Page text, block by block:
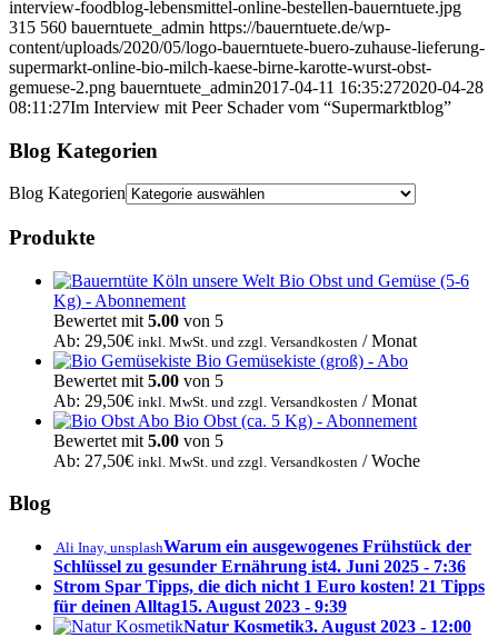
interview-foodblog-lebensmittel-online-bestellen-bauerntuete.jpg
315 560 bauerntuete_admin https://bauerntuete.de/wp-
content/uploads/2020/05/logo-bauerntuete-buero-zuhause-lieferung-
supermarkt-online-bio-milch-kaese-birne-karotte-wurst-obst-
gemuese-2.png bauerntuete_admin2017-04-11 16:35:272020-04-28
08:11:27Im Interview mit Peer Schader vom “Supermarktblog”
Blog Kategorien
Blog Kategorien
Produkte
Bio Obst und Gemüse (5-6
Kg) - Abonnement
Bewertet mit 5.00 von 5
Ab: 29,50€ inkl. MwSt. und zzgl. Versandkosten / Monat
Bio Gemüsekiste (groß) - Abo
Bewertet mit 5.00 von 5
Ab: 29,50€ inkl. MwSt. und zzgl. Versandkosten / Monat
Bio Obst (ca. 5 Kg) - Abonnement
Bewertet mit 5.00 von 5
Ab: 27,50€ inkl. MwSt. und zzgl. Versandkosten / Woche
Blog
Ali Inay, unsplashWarum ein ausgewogenes Frühstück der
Schlüssel zu gesunder Ernährung ist4. Juni 2025 - 7:36
Strom Spar Tipps, die dich nicht 1 Euro kosten! 21 Tipps
für deinen Alltag15. August 2023 - 9:39
Natur Kosmetik3. August 2023 - 12:00